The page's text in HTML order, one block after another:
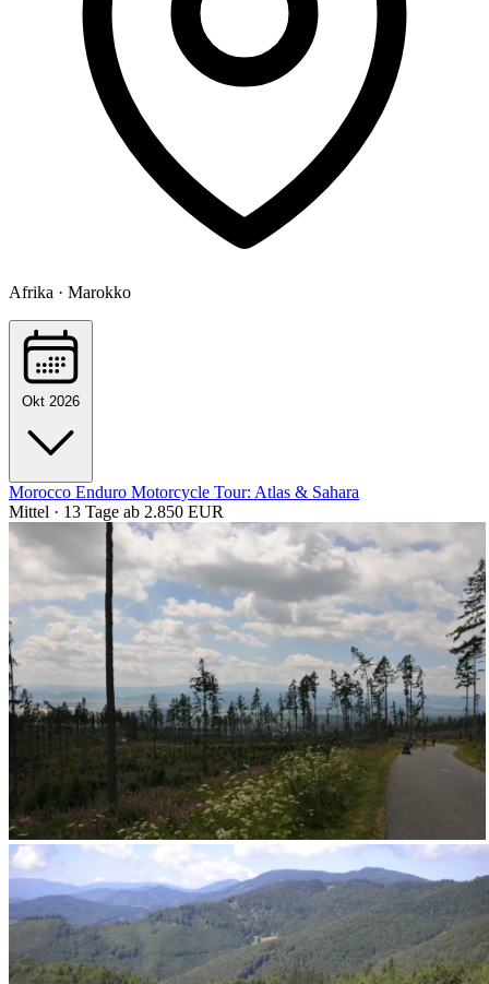
Afrika · Marokko
Okt 2026
Morocco Enduro Motorcycle Tour: Atlas & Sahara
Mittel · 13 Tage ab 2.850 EUR